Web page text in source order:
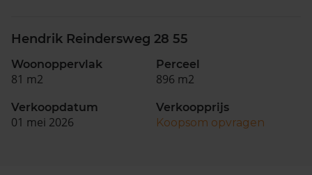
Hendrik Reindersweg 28 55
Woonoppervlak
81 m2
Perceel
896 m2
Verkoopdatum
01 mei 2026
Verkoopprijs
Koopsom opvragen